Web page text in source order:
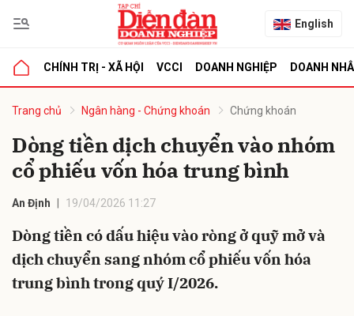
English
CHÍNH TRỊ - XÃ HỘI VCCI DOANH NGHIỆP DOANH
Trang chủ Ngân hàng - Chứng khoán Chứng khoán
Dòng tiền dịch chuyển vào nhóm
cổ phiếu vốn hóa trung bình
An Định 19/04/2026 11:27
Dòng tiền có dấu hiệu vào ròng ở quỹ mở và
dịch chuyển sang nhóm cổ phiếu vốn hóa
trung bình trong quý I/2026.
luận
Hủy